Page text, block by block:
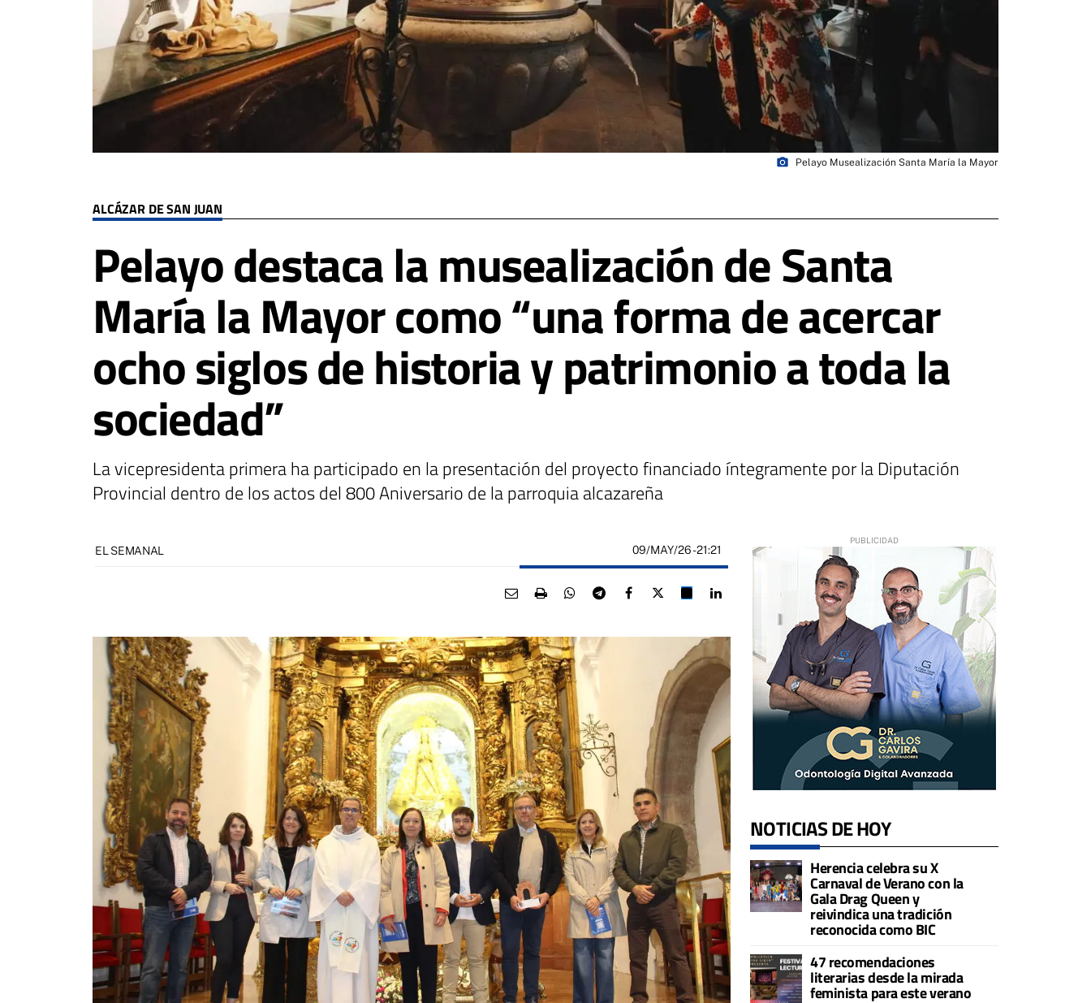
ALCÁZAR DE SAN JUAN
Pelayo destaca la musealización de Santa
María la Mayor como “una forma de acercar
ocho siglos de historia y patrimonio a toda la
sociedad”
La vicepresidenta primera ha participado en la presentación del proyecto financiado íntegramente por la Diputación
Provincial dentro de los actos del 800 Aniversario de la parroquia alcazareña
photo_camera Pelayo Musealización Santa María la Mayor
EL SEMANAL 09/MAY/26- 21:21
NOTICIAS DE HOY
Herencia celebra su X
Carnaval de Verano con la
Gala Drag Queen y
reivindica una tradición
reconocida como BIC
47 recomendaciones
literarias desde la mirada
feminista para este verano